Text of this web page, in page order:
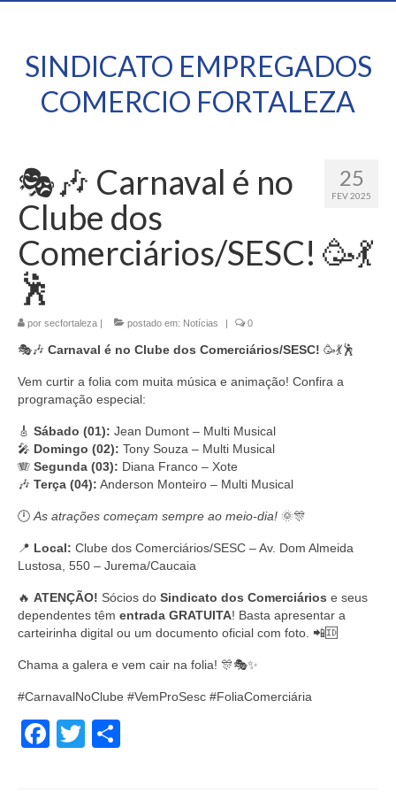
SINDICATO EMPREGADOS
COMERCIO FORTALEZA
25
FEV 2025
🎭🎶 Carnaval é no
Clube dos
Comerciários/SESC! 🥳💃
🕺
por secfortaleza | postado em: Notícias | 0
🎭🎶 Carnaval é no Clube dos Comerciários/SESC! 🥳💃🕺
Vem curtir a folia com muita música e animação! Confira a
programação especial:
🎸 Sábado (01): Jean Dumont – Multi Musical
🎤 Domingo (02): Tony Souza – Multi Musical
🪗 Segunda (03): Diana Franco – Xote
🎶 Terça (04): Anderson Monteiro – Multi Musical
🕛 As atrações começam sempre ao meio-dia! 🌞🎊
📍 Local: Clube dos Comerciários/SESC – Av. Dom Almeida
Lustosa, 550 – Jurema/Caucaia
🔥 ATENÇÃO! Sócios do Sindicato dos Comerciários e seus
dependentes têm entrada GRATUITA! Basta apresentar a
carteirinha digital ou um documento oficial com foto. 📲🆔
Chama a galera e vem cair na folia! 🎊🎭✨
#CarnavalNoClube #VemProSesc #FoliaComerciária
Facebook
Twitter